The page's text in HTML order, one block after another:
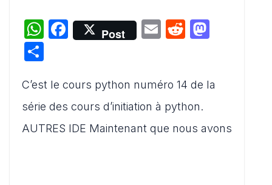
W
s
A
p
F
a
e
b
o
Post
E
l
R
di
t
o
o
ta
g
er
C’est le cours python numéro 14 de la
série des cours d’initiation à python.
AUTRES IDE Maintenant que nous avons